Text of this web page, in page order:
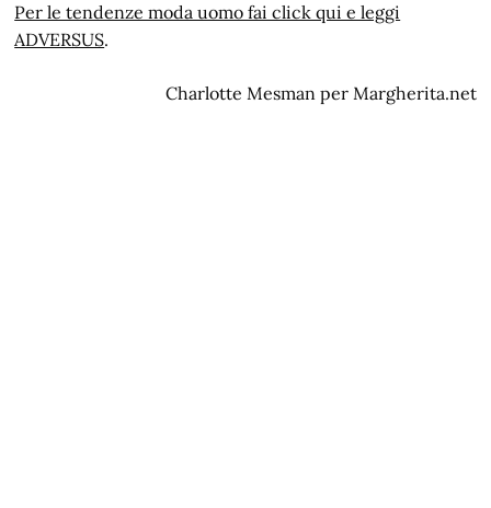
Per le tendenze moda uomo fai click qui e leggi
ADVERSUS.
Charlotte Mesman per Margherita.net